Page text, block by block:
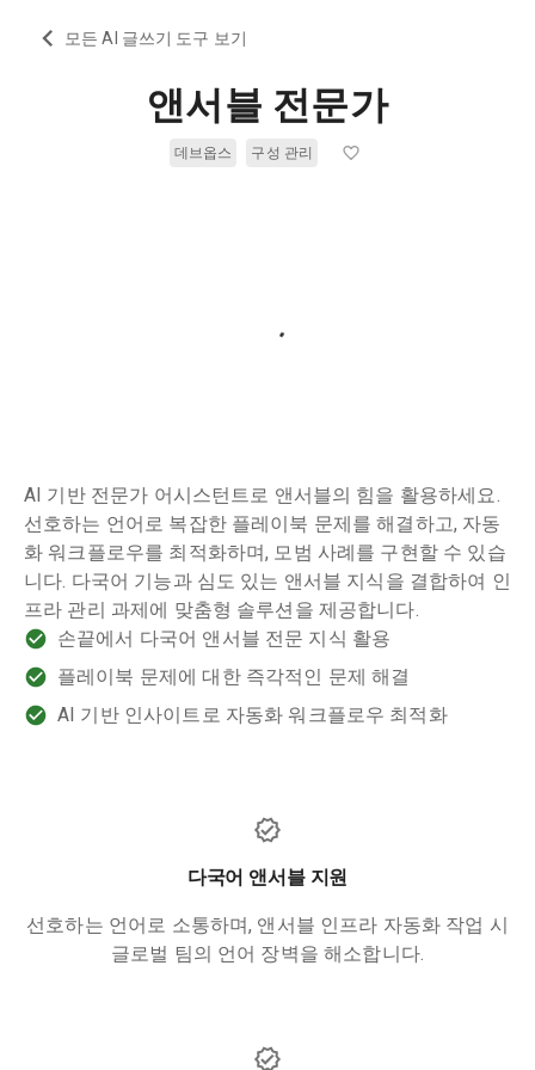
모든 AI 글쓰기 도구 보기
앤서블 전문가
데브옵스 구성 관리
AI 기반 전문가 어시스턴트로 앤서블의 힘을 활용하세요.
선호하는 언어로 복잡한 플레이북 문제를 해결하고, 자동
화 워크플로우를 최적화하며, 모범 사례를 구현할 수 있습
니다. 다국어 기능과 심도 있는 앤서블 지식을 결합하여 인
프라 관리 과제에 맞춤형 솔루션을 제공합니다.
손끝에서 다국어 앤서블 전문 지식 활용
플레이북 문제에 대한 즉각적인 문제 해결
AI 기반 인사이트로 자동화 워크플로우 최적화
다국어 앤서블 지원
선호하는 언어로 소통하며, 앤서블 인프라 자동화 작업 시
글로벌 팀의 언어 장벽을 해소합니다.